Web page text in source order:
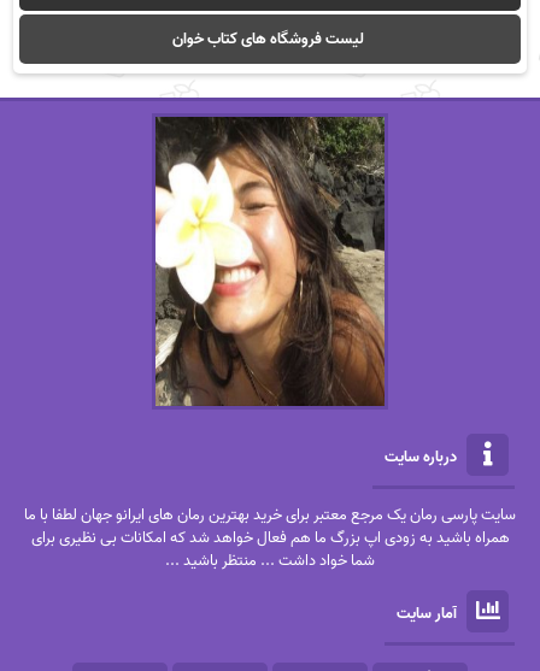
لیست فروشگاه های کتاب خوان
درباره سایت
سایت پارسی رمان یک مرجع معتبر برای خرید بهترین رمان های ایرانو جهان لطفا با ما
همراه باشید به زودی اپ بزرگ ما هم فعال خواهد شد که امکانات بی نظیری برای
شما خواد داشت ... منتظر باشید ...
آمار سایت